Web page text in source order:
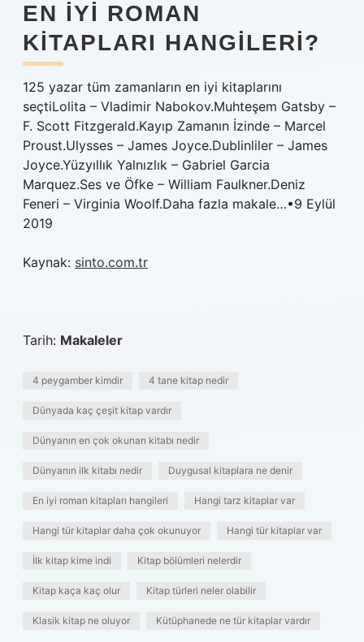
EN IYI ROMAN
KITAPLARI HANGILERI?
125 yazar tüm zamanların en iyi kitaplarını
seçtiLolita – Vladimir Nabokov.Muhteşem Gatsby –
F. Scott Fitzgerald.Kayıp Zamanın İzinde – Marcel
Proust.Ulysses – James Joyce.Dublinliler – James
Joyce.Yüzyıllık Yalnızlık – Gabriel Garcia
Marquez.Ses ve Öfke – William Faulkner.Deniz
Feneri – Virginia Woolf.Daha fazla makale…•9 Eylül
2019
Kaynak: sinto.com.tr
Tarih: Makaleler
4 peygamber kimdir 4 tane kitap nedir
Dünyada kaç çeşit kitap vardır
Dünyanın en çok okunan kitabı nedir
Dünyanın ilk kitabı nedir Duygusal kitaplara ne denir
En iyi roman kitapları hangileri Hangi tarz kitaplar var
Hangi tür kitaplar daha çok okunuyor Hangi tür kitaplar var
İlk kitap kime indi Kitap bölümleri nelerdir
Kitap kaça kaç olur Kitap türleri neler olabilir
Klasik kitap ne oluyor Kütüphanede ne tür kitaplar vardır